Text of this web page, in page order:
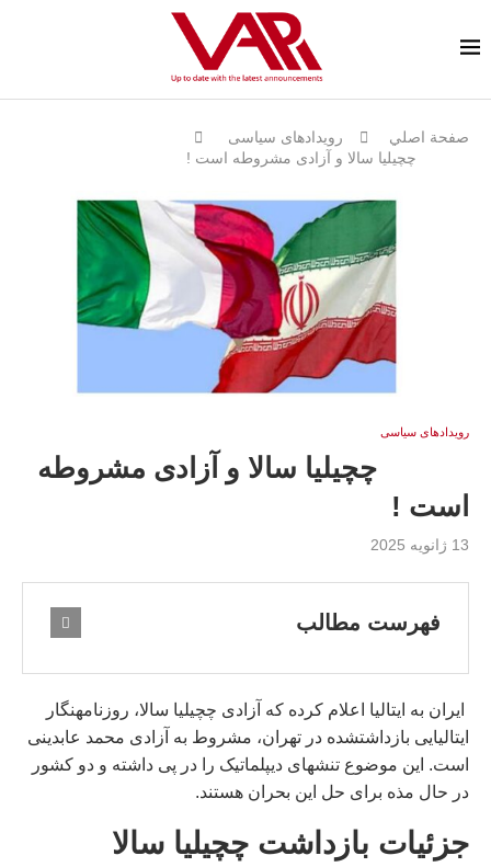
صفحة اصلي
رویدادهای سیاسی
چچیلیا سالا و آزادی مشروطه است !
رویدادهای سیاسی
چچیلیا سالا و آزادی مشروطه
است !
13 ژانویه 2025
فهرست مطالب
ایران به ایتالیا اعلام کرده که آزادی چچیلیا سالا، روزنامهنگار
ایتالیایی بازداشتشده در تهران، مشروط به آزادی محمد عابدینی
است. این موضوع تنشهای دیپلماتیک را در پی داشته و دو کشور
در حال مذه برای حل این بحران هستند.
جزئیات بازداشت چچیلیا سالا